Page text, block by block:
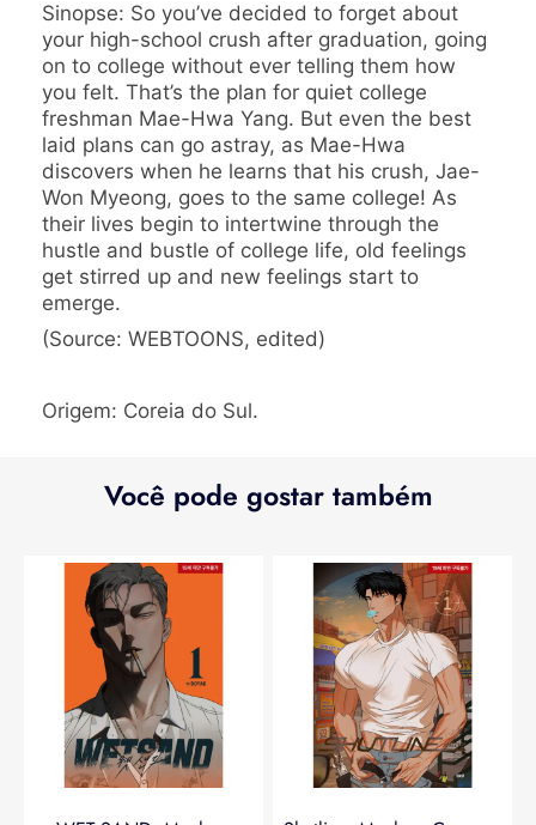
Sinopse: So you’ve decided to forget about
your high-school crush after graduation, going
on to college without ever telling them how
you felt. That’s the plan for quiet college
freshman Mae-Hwa Yang. But even the best
laid plans can go astray, as Mae-Hwa
discovers when he learns that his crush, Jae-
Won Myeong, goes to the same college! As
their lives begin to intertwine through the
hustle and bustle of college life, old feelings
get stirred up and new feelings start to
emerge.
(Source: WEBTOONS, edited)
Origem: Coreia do Sul.
Você pode gostar também